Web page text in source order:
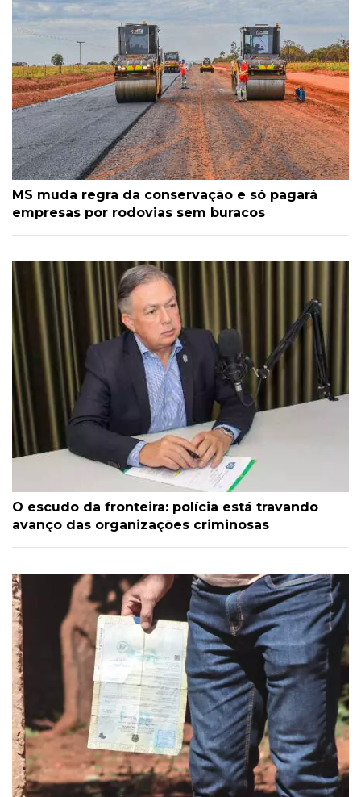
MS muda regra da conservação e só pagará
empresas por rodovias sem buracos
O escudo da fronteira: polícia está travando
avanço das organizações criminosas